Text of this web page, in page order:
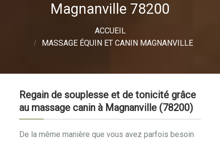
Magnanville 78200
ACCUEIL
MASSAGE ÉQUIN ET CANIN MAGNANVILLE
Regain de souplesse et de tonicité grâce
au massage canin à Magnanville (78200)
De la même manière que vous avez parfois besoin